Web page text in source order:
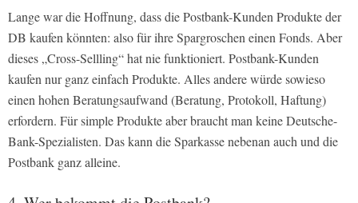
Lange war die Hoffnung, dass die Postbank-Kunden Produkte der
DB kaufen könnten: also für ihre Spargroschen einen Fonds. Aber
dieses „Cross-Sellling“ hat nie funktioniert. Postbank-Kunden
kaufen nur ganz einfach Produkte. Alles andere würde sowieso
einen hohen Beratungsaufwand (Beratung, Protokoll, Haftung)
erfordern. Für simple Produkte aber braucht man keine Deutsche-
Bank-Spezialisten. Das kann die Sparkasse nebenan auch und die
Postbank ganz alleine.